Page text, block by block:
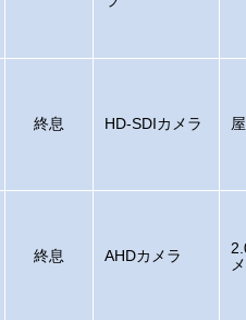
終息 HD-SDIカメラ
終息 AHDカメラ